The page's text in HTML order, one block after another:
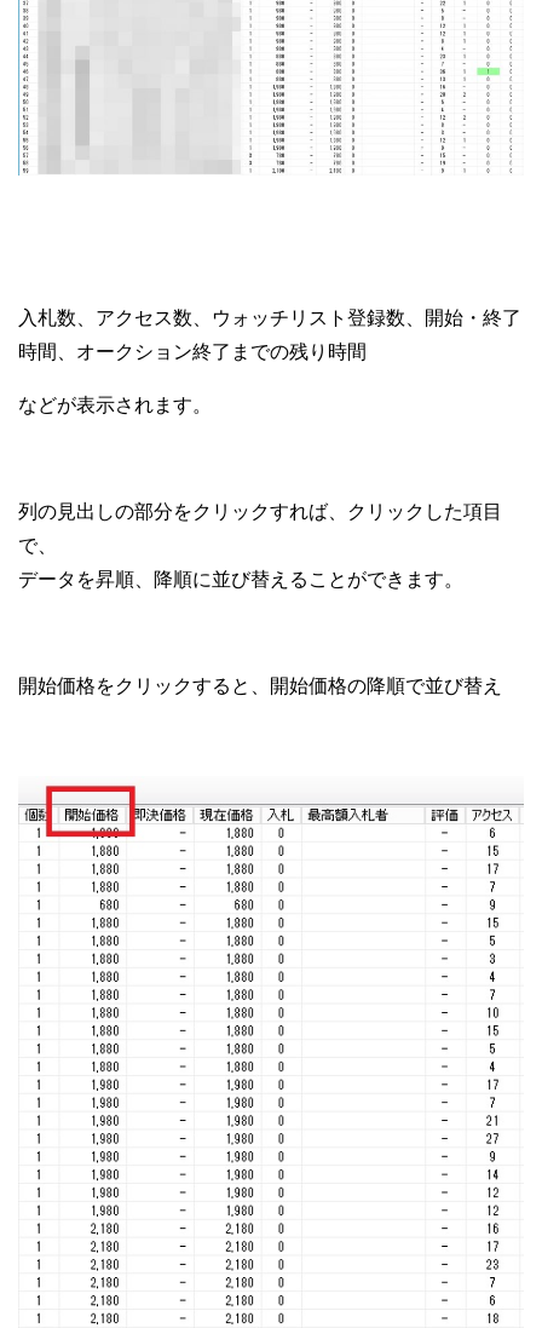
入札数、アクセス数、ウォッチリスト登録数、開始・終了
時間、オークション終了までの残り時間
などが表示されます。
列の見出しの部分をクリックすれば、クリックした項目
で、
データを昇順、降順に並び替えることができます。
開始価格をクリックすると、開始価格の降順で並び替え